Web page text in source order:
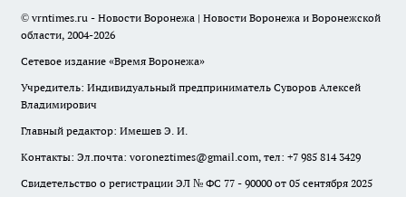
© vrntimes.ru - Новости Воронежа | Новости Воронежа и Воронежской
области, 2004-2026
Сетевое издание «Время Воронежа»
Учредитель: Индивидуальный предприниматель Суворов Алексей
Владимирович
Главный редактор: Имешев Э. И.
Контакты: Эл.почта: voroneztimes@gmail.com, тел: +7 985 814 3429
Свидетельство о регистрации ЭЛ № ФС 77 - 90000 от 05 сентября 2025